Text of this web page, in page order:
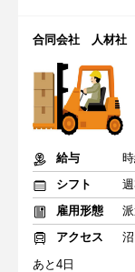
合同会社 人材社
給与
シフト
雇用形態
アクセス
あと4日